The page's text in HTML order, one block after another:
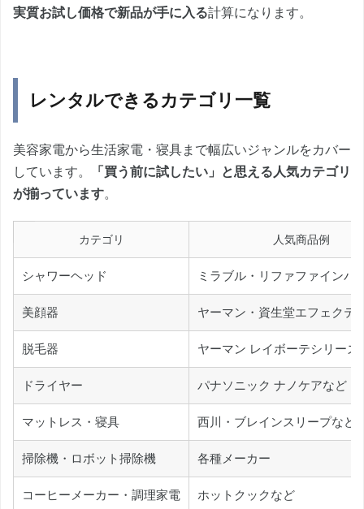
実質お試し価格で新品が手に入る計算になります。
レンタルできるカテゴリ一覧
美容家電から生活家電・寝具まで幅広いジャンルをカバー
しています。
「買う前に試したい」と思える人気カテゴリ
が揃っています。
カテゴリ 人気商品例
シャワーヘッド ミラブル・リファファインバ
美顔器 ヤーマン・資生堂エフェクテ
脱毛器 ヤーマン レイボーテシリーズ
ドライヤー パナソニック ナノケアなど
マットレス・寝具 西川・ブレインスリープなど
掃除機・ロボット掃除機 各種メーカー
コーヒーメーカー・調理家電 ホットクックなど